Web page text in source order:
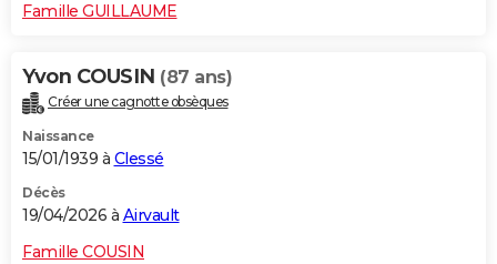
Famille GUILLAUME
Yvon COUSIN (87 ans)
Créer une cagnotte obsèques
Naissance
15/01/1939 à Clessé
Décès
19/04/2026 à Airvault
Famille COUSIN